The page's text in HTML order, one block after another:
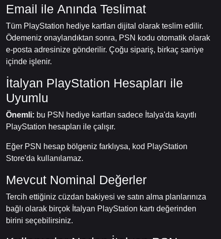
Email ile Anında Teslimat
Tüm PlayStation hediye kartları dijital olarak teslim edilir.
Ödemeniz onaylandıktan sonra, PSN kodu otomatik olarak
e-posta adresinize gönderilir. Çoğu sipariş, birkaç saniye
içinde işlenir.
İtalyan PlayStation Hesapları ile
Uyumlu
Önemli: bu PSN hediye kartları sadece İtalya'da kayıtlı
PlayStation hesapları ile çalışır.
Eğer PSN hesap bölgeniz farklıysa, kod PlayStation
Store'da kullanılamaz.
Mevcut Nominal Değerler
Tercih ettiğiniz cüzdan bakiyesi ve satın alma planlarınıza
bağlı olarak birçok İtalyan PlayStation kartı değerinden
birini seçebilirsiniz.